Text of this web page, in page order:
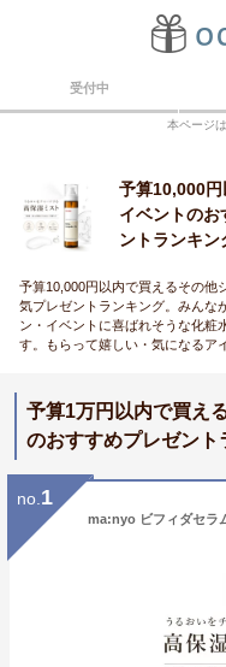
受付中
本ページ
予算10,000円
イベントの
ントランキン
予算10,000円以内で買えるその他
気プレゼントランキング。みんな
ン・イベントに喜ばれそうな化粧
す。もらって嬉しい・気になるア
予算1万円以内で買え
のおすすめプレゼント
no. 1